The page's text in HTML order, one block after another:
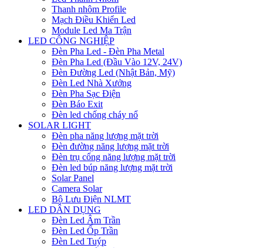
Thanh nhôm Profile
Mạch Điều Khiển Led
Module Led Ma Trận
LED CÔNG NGHIỆP
Đèn Pha Led - Đèn Pha Metal
Đèn Pha Led (Đầu Vào 12V, 24V)
Đèn Đường Led (Nhật Bản, Mỹ)
Đèn Led Nhà Xưởng
Đèn Pha Sạc Điện
Đèn Báo Exit
Đèn led chống cháy nổ
SOLAR LIGHT
Đèn pha năng lượng mặt trời
Đèn đường năng lượng mặt trời
Đèn trụ cổng năng lượng mặt trời
Đèn led búp năng lượng mặt trời
Solar Panel
Camera Solar
Bộ Lưu Điện NLMT
LED DÂN DỤNG
Đèn Led Âm Trần
Đèn Led Ốp Trần
Đèn Led Tuýp